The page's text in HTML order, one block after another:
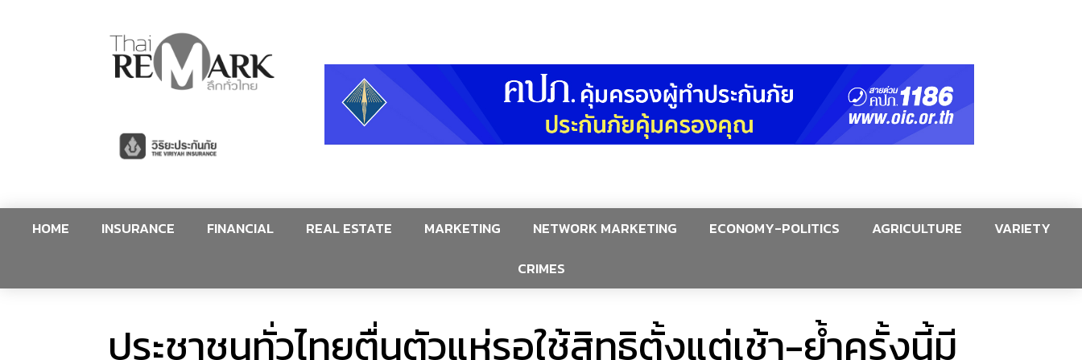
HOME INSURANCE FINANCIAL REAL ESTATE MARKETING NETWORK MARKETING ECONOMY-POLITICS AGRICULTURE
VARIETY
CRIMES
ประชาชนทั่วไทยตื่นตัวแห่รอใช้สิทธิตั้งแต่เช้า-ย้ำครั้งนี้มี